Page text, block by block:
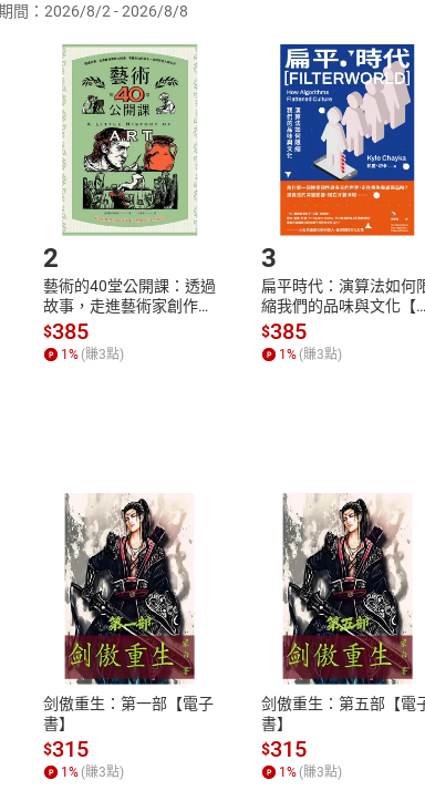
店鋪之商品即代表知悉本店鋪所銷售之商品為電子
，不得請求退貨退款。
訂單或辦理退貨時，請登入樂天市場，並於「我的
的申請進行審核，待審核通過後將為您辦理退款事宜
以整筆訂單為單位進行取消/退貨，恕無法以單支商品
放入購物車
Shopping cart
登入帳號
Login
始使用？
讀載具 Step2.
PAY、AFTEE
退換貨規範
本店是否提供消費者保護法七
之權利，遽消費者保護法及通
除權合理例外情事適用準則
質各有不同規定。詳細退換
照各商品說明。
間：2026/8/2 - 2026/8/8
2
藝術的40堂公開課：透過
故事，走進藝術家創作現
場，看藝術如何誕生、如
何形塑人類生活【電子
書】
$385
1 % (賺3點)
3
扁平時代：演算法如何
縮我們的品味與文化【電
子書】
$385
1 % (賺3點)
剑傲重生：第一部【電子
書】
$315
1 % (賺3點)
剑傲重生：第五部【電
書】
$315
1 % (賺3點)